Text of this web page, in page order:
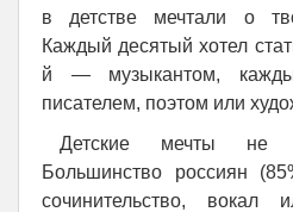
в детстве мечтали о
Каждый десятый хотел
й — музыкантом,
писателем, поэтом или
Детские мечты не
Большинство россиян
сочинительство, вокал